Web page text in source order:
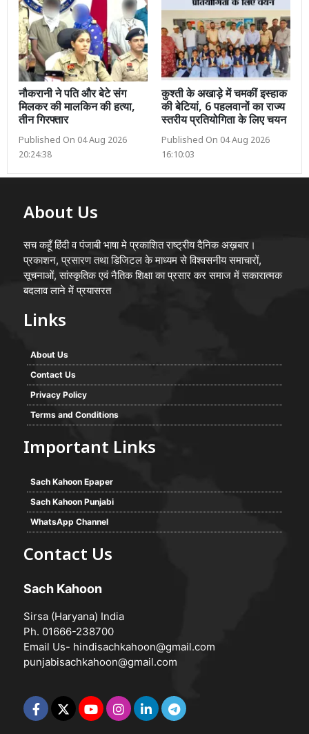
नौकरानी ने पति और बेटे संग
मिलकर की मालकिन की हत्या,
तीन गिरफ्तार
Published On 04 Aug 2026
20:24:38
कुश्ती के अखाड़े में चमकीं इस्हाक
की बेटियां, 6 पहलवानों का राज्य
स्तरीय प्रतियोगिता के लिए चयन
Published On 04 Aug 2026
16:10:03
About Us
सच कहूँ हिंदी व पंजाबी भाषा मे प्रकाशित राष्ट्रीय दैनिक अख़बार।
प्रकाशन, प्रसारण तथा डिजिटल के माध्यम से विश्वसनीय समाचारों,
सूचनाओं, सांस्कृतिक एवं नैतिक शिक्षा का प्रसार कर समाज में सकारात्मक
बदलाव लाने में प्रयासरत
Links
About Us
Contact Us
Privacy Policy
Terms and Conditions
Important Links
Sach Kahoon Epaper
Sach Kahoon Punjabi
WhatsApp Channel
Contact Us
Sach Kahoon
Sirsa (Haryana) India
Ph. 01666-238700
Email Us- hindisachkahoon@gmail.com
punjabisachkahoon@gmail.com